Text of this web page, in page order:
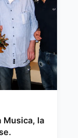
Musica, la